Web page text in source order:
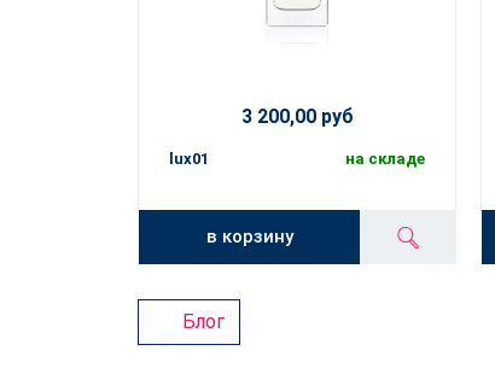
3 200,00 руб
lux01 на складе
в корзину
Блог